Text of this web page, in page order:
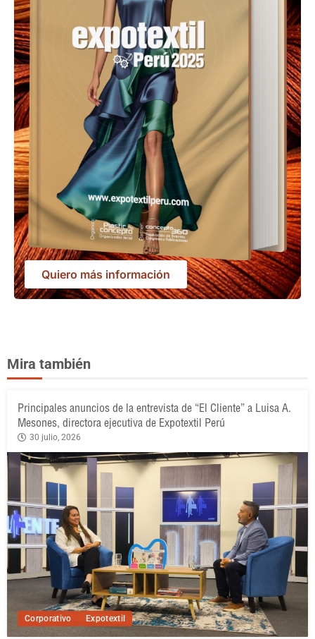
Quiero más información
Mira también
Corporativo Expotextil
Principales anuncios de la entrevista de “El Cliente” a Luisa A.
Mesones, directora ejecutiva de Expotextil Perú
30 julio, 2026